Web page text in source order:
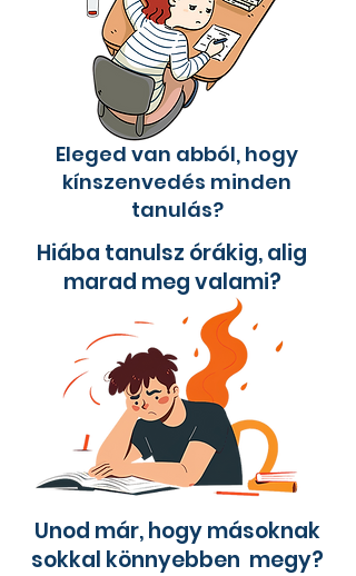
Eleged van abból, hogy
kínszenvedés minden
tanulás?
Hiába tanulsz órákig, alig
marad meg valami?
Unod már, hogy másoknak
sokkal könnyebben megy?